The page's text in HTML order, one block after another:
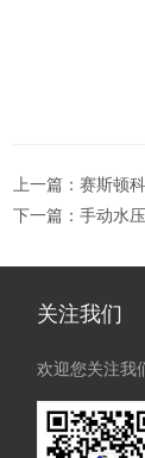
上一篇：赛斯顿
下一篇：手动水
关注我们
欢迎您关注我